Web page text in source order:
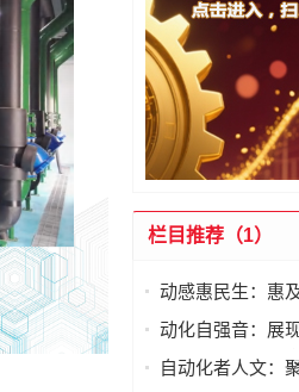
栏目推荐（1）
动感惠民生：惠
动化自强音：展
进步发出的响亮
自动化者人文：